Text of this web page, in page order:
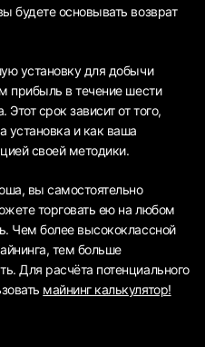
будете основывать возврат
установку для добычи
прибыль в течение шести
срок зависит от того,
установка и как ваша
своей методики.
вы самостоятельно
торговать ею на любом
Чем более высококлассной
тем больше
Для расчёта потенциального
майнинг калькулятор!